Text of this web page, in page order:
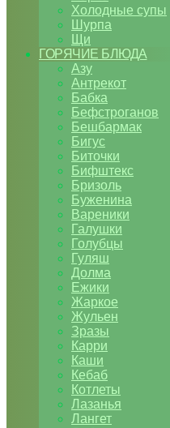
Холодные супы
Шурпа
Щи
ГОРЯЧИЕ БЛЮДА
Азу
Антрекот
Бабка
Бефстроганов
Бешбармак
Бигус
Биточки
Бифштекс
Бризоль
Буженина
Вареники
Галушки
Голубцы
Гуляш
Долма
Ежики
Жаркое
Жульен
Зразы
Карри
Каши
Кебаб
Котлеты
Лазанья
Лангет